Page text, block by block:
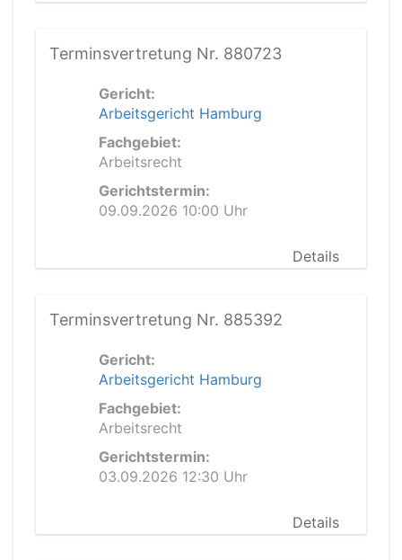
Terminsvertretung Nr. 880723
Gericht:
Arbeitsgericht Hamburg
Fachgebiet:
Arbeitsrecht
Gerichtstermin:
09.09.2026 10:00 Uhr
Details
Terminsvertretung Nr. 885392
Gericht:
Arbeitsgericht Hamburg
Fachgebiet:
Arbeitsrecht
Gerichtstermin:
03.09.2026 12:30 Uhr
Details